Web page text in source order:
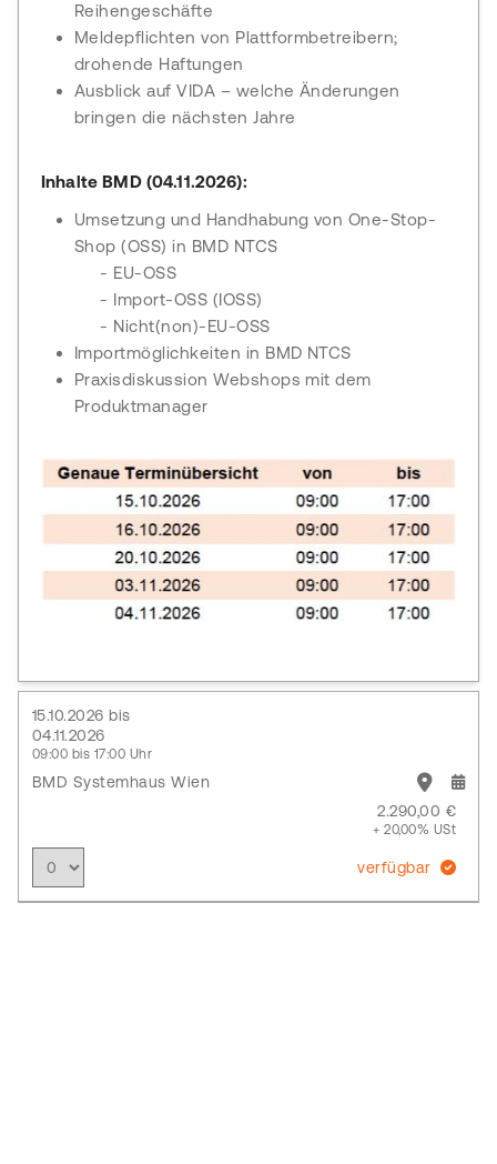
Reihengeschäfte
Meldepflichten von Plattformbetreibern;
drohende Haftungen
Ausblick auf VIDA – welche Änderungen
bringen die nächsten Jahre
Inhalte BMD (04.11.2026):
Umsetzung und Handhabung von One-Stop-
Shop (OSS) in BMD NTCS
- EU-OSS
- Import-OSS (IOSS)
- Nicht(non)-EU-OSS
Importmöglichkeiten in BMD NTCS
Praxisdiskussion Webshops mit dem
Produktmanager
15.10.2026 bis
04.11.2026
09:00 bis 17:00 Uhr
BMD Systemhaus Wien
2.290,00 €
+ 20,00% USt
verfügbar